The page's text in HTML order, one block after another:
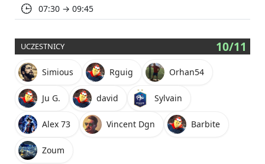
07:30 → 09:45
UCZESTNICY 10/11
Simious Rguig Orhan54
Ju G. david Sylvain
Alex 73 Vincent Dgn Barbite
Zoum